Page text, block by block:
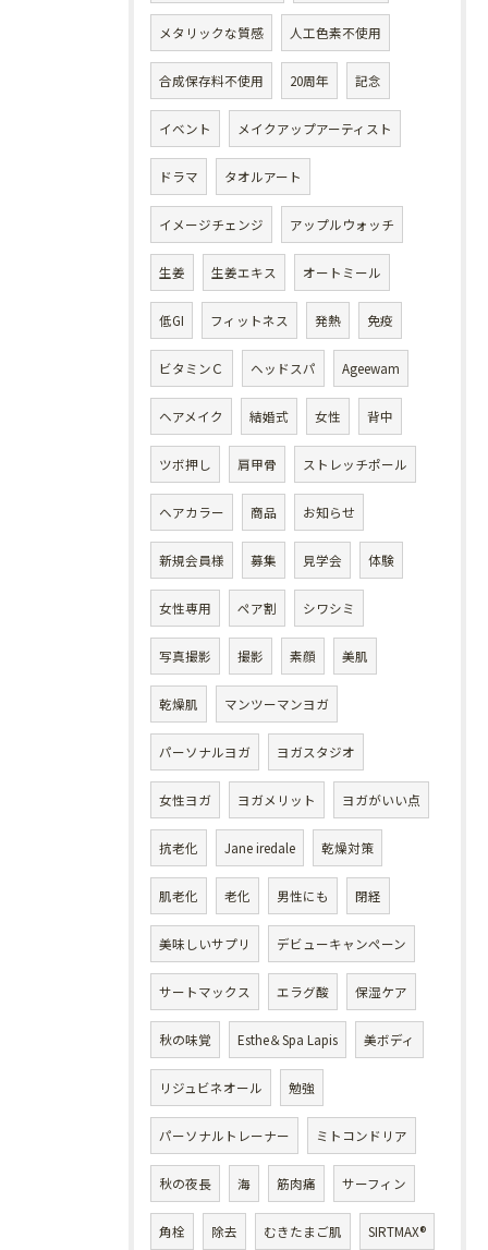
メタリックな質感 人工色素不使用
合成保存料不使用 20周年 記念
イベント メイクアップアーティスト
ドラマ タオルアート
イメージチェンジ アップルウォッチ
生姜 生姜エキス オートミール
低GI フィットネス 発熱 免疫
ビタミンＣ ヘッドスパ Ageewam
ヘアメイク 結婚式 女性 背中
ツボ押し 肩甲骨 ストレッチポール
ヘアカラー 商品 お知らせ
新規会員様 募集 見学会 体験
女性専用 ペア割 シワシミ
写真撮影 撮影 素顔 美肌
乾燥肌 マンツーマンヨガ
パーソナルヨガ ヨガスタジオ
女性ヨガ ヨガメリット ヨガがいい点
抗老化 Jane iredale 乾燥対策
肌老化 老化 男性にも 閉経
美味しいサプリ デビューキャンペーン
サートマックス エラグ酸 保湿ケア
秋の味覚 Esthe＆Spa Lapis 美ボディ
リジュビネオール 勉強
パーソナルトレーナー ミトコンドリア
秋の夜長 海 筋肉痛 サーフィン
角栓 除去 むきたまご肌 SIRTMAX®